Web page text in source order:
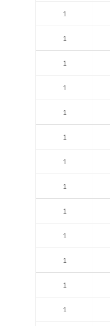
1
1
1
1
1
1
1
1
1
1
1
1
1